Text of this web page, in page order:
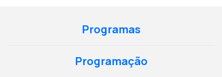
Programas
Programação